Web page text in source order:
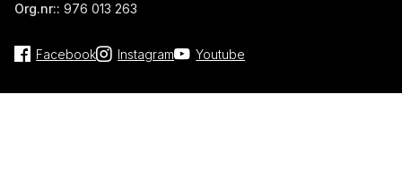
Org.nr:: 976 013 263
Facebook Instagram Youtube